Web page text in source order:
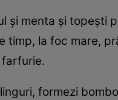
menta şi topeşti
la foc mare,
farfurie.
formezi